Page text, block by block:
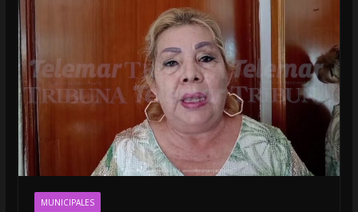
MUNICIPALES